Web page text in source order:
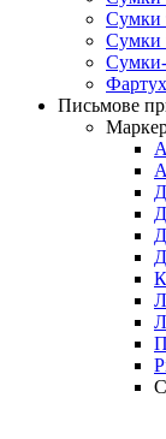
Сумки
Сумки
Письмове